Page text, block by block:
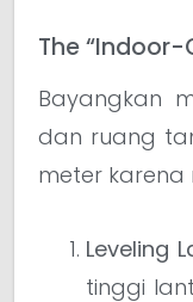
The “Indoor-
Bayangkan
dan ruang
meter karena
Leveling
tinggi